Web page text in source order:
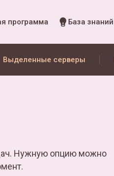
программа База знаний
Выделенные серверы
Нужную опцию можно